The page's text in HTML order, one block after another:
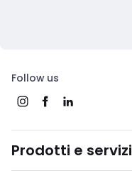
Follow us
Prodotti e servizi